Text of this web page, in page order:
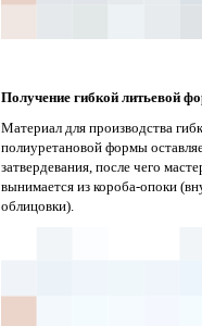
Получение гибкой литьевой
Материал для производства
полиуретановой формы
затвердевания, после чего
вынимается из короба-опоки
облицовки).